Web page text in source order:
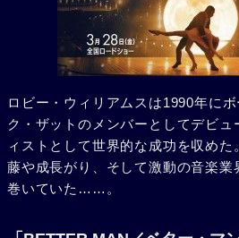
ロビー・ウィリアムスは1990年に
ク・ザットのメンバーとしてデビ
ィストとして世界的な成功を収め
藤や成長がり、そして激動の音楽業
巻いていた……。